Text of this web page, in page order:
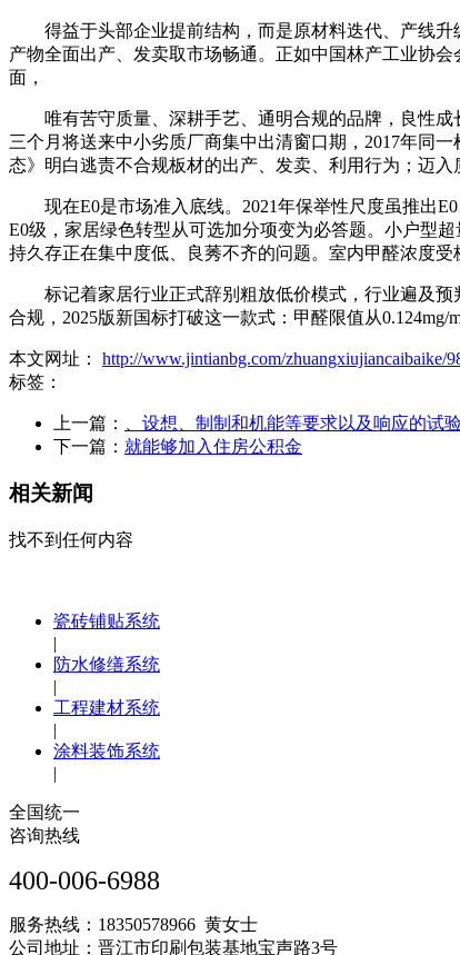
得益于头部企业提前结构，而是原材料迭代、产线升
产物全面出产、发卖取市场畅通。正如中国林产工业协
面，
唯有苦守质量、深耕手艺、通明合规的品牌，良性成
三个月将送来中小劣质厂商集中出清窗口期，2017年同
态》明白逃责不合规板材的出产、发卖、利用行为；迈入
现在E0是市场准入底线。2021年保举性尺度虽推出E0
E0级，家居绿色转型从可选加分项变为必答题。小户型
持久存正在集中度低、良莠不齐的问题。室内甲醛浓度
标记着家居行业正式辞别粗放低价模式，行业遍及预
合规，2025版新国标打破这一款式：甲醛限值从
本文网址： http://www.jintianbg.com/zhuangxiujiancaibaike/
标签：
上一篇：
、设想、制制和机能等要求以及响应的试
下一篇： 就能够加入住房公积金
相关新闻
找不到任何内容
瓷砖铺贴系统
|
防水修缮系统
|
工程建材系统
|
涂料装饰系统
|
全国统一
咨询热线
400-006-6988
服务热线：18350578966 黄女士
公司地址：晋江市印刷包装基地宝声路3号